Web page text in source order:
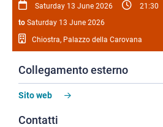
Saturday 13 June 2026
21:30
to Saturday 13 June 2026
Chiostra, Palazzo della Carovana
Collegamento esterno
Sito web
Contatti